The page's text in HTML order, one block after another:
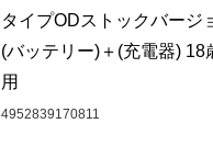
タイプODストックバージ
(バッテリー)＋(充電器) 18
用
4952839170811